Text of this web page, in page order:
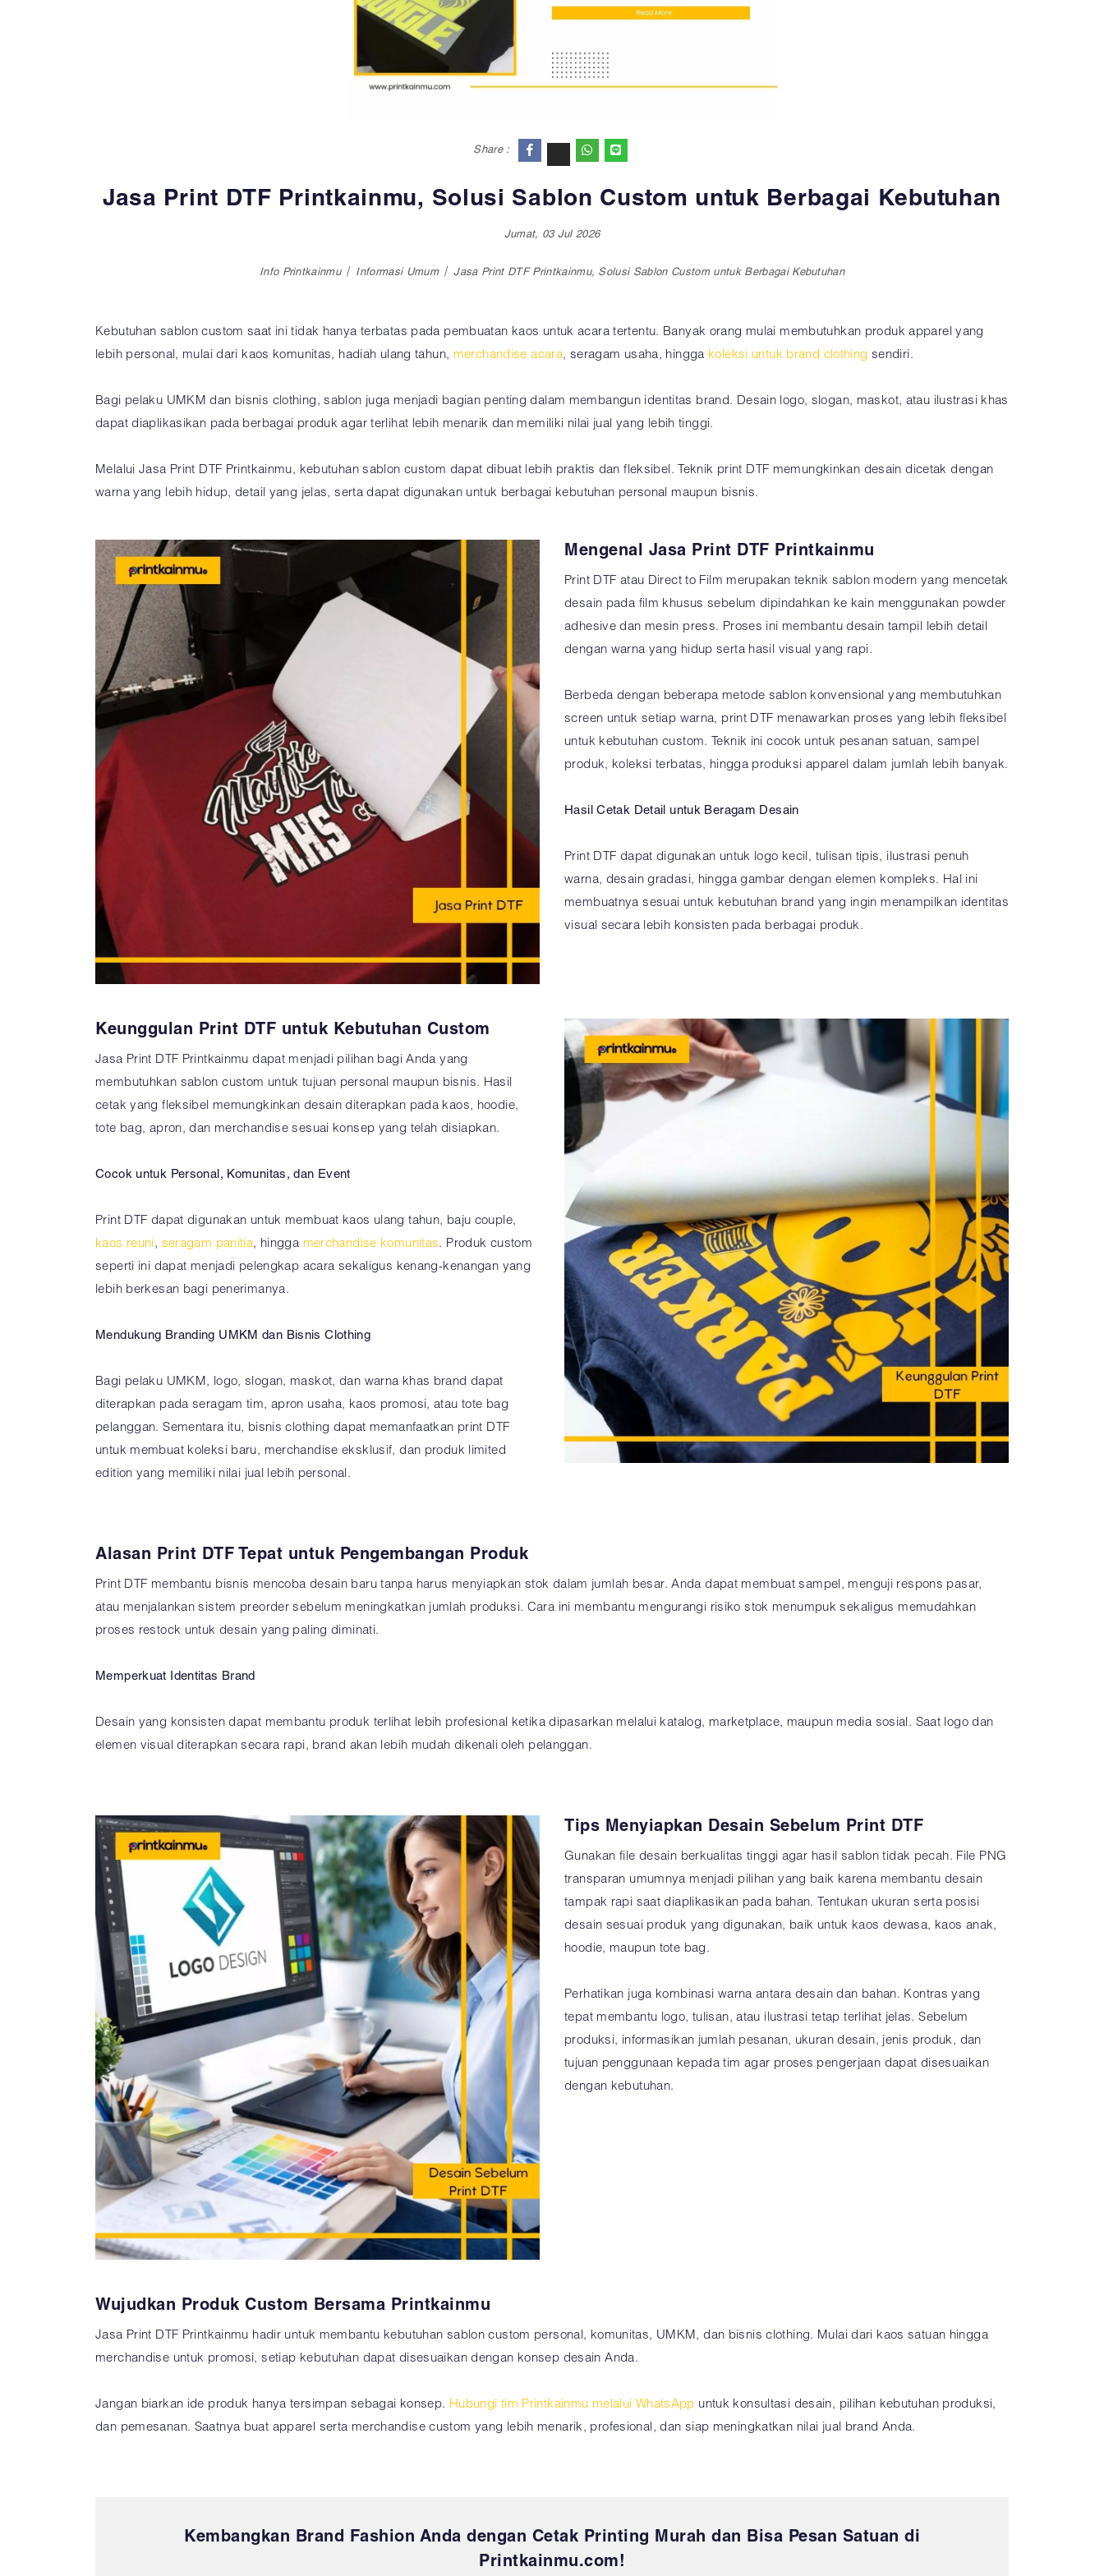
Share :
Jasa Print DTF Printkainmu, Solusi Sablon Custom untuk Berbagai Kebutuhan
Jumat, 03 Jul 2026
Info Printkainmu Informasi Umum Jasa Print DTF Printkainmu, Solusi Sablon Custom untuk Berbagai Kebutuhan
Kebutuhan sablon custom saat ini tidak hanya terbatas pada pembuatan kaos untuk acara tertentu. Banyak orang mulai membutuhkan produk apparel yang
lebih personal, mulai dari kaos komunitas, hadiah ulang tahun, merchandise acara, seragam usaha, hingga koleksi untuk brand clothing sendiri.
Bagi pelaku UMKM dan bisnis clothing, sablon juga menjadi bagian penting dalam membangun identitas brand. Desain logo, slogan, maskot, atau ilustrasi khas
dapat diaplikasikan pada berbagai produk agar terlihat lebih menarik dan memiliki nilai jual yang lebih tinggi.
Melalui Jasa Print DTF Printkainmu, kebutuhan sablon custom dapat dibuat lebih praktis dan fleksibel. Teknik print DTF memungkinkan desain dicetak dengan
warna yang lebih hidup, detail yang jelas, serta dapat digunakan untuk berbagai kebutuhan personal maupun bisnis.
Mengenal Jasa Print DTF Printkainmu
Print DTF atau Direct to Film merupakan teknik sablon modern yang mencetak
desain pada film khusus sebelum dipindahkan ke kain menggunakan powder
adhesive dan mesin press. Proses ini membantu desain tampil lebih detail
dengan warna yang hidup serta hasil visual yang rapi.
Berbeda dengan beberapa metode sablon konvensional yang membutuhkan
screen untuk setiap warna, print DTF menawarkan proses yang lebih fleksibel
untuk kebutuhan custom. Teknik ini cocok untuk pesanan satuan, sampel
produk, koleksi terbatas, hingga produksi apparel dalam jumlah lebih banyak.
Hasil Cetak Detail untuk Beragam Desain
Print DTF dapat digunakan untuk logo kecil, tulisan tipis, ilustrasi penuh
warna, desain gradasi, hingga gambar dengan elemen kompleks. Hal ini
membuatnya sesuai untuk kebutuhan brand yang ingin menampilkan identitas
visual secara lebih konsisten pada berbagai produk.
Keunggulan Print DTF untuk Kebutuhan Custom
Jasa Print DTF Printkainmu dapat menjadi pilihan bagi Anda yang
membutuhkan sablon custom untuk tujuan personal maupun bisnis. Hasil
cetak yang fleksibel memungkinkan desain diterapkan pada kaos, hoodie,
tote bag, apron, dan merchandise sesuai konsep yang telah disiapkan.
Cocok untuk Personal, Komunitas, dan Event
Print DTF dapat digunakan untuk membuat kaos ulang tahun, baju couple,
kaos reuni, seragam panitia, hingga merchandise komunitas. Produk custom
seperti ini dapat menjadi pelengkap acara sekaligus kenang-kenangan yang
lebih berkesan bagi penerimanya.
Mendukung Branding UMKM dan Bisnis Clothing
Bagi pelaku UMKM, logo, slogan, maskot, dan warna khas brand dapat
diterapkan pada seragam tim, apron usaha, kaos promosi, atau tote bag
pelanggan. Sementara itu, bisnis clothing dapat memanfaatkan print DTF
untuk membuat koleksi baru, merchandise eksklusif, dan produk limited
edition yang memiliki nilai jual lebih personal.
Alasan Print DTF Tepat untuk Pengembangan Produk
Print DTF membantu bisnis mencoba desain baru tanpa harus menyiapkan stok dalam jumlah besar. Anda dapat membuat sampel, menguji respons pasar,
atau menjalankan sistem preorder sebelum meningkatkan jumlah produksi. Cara ini membantu mengurangi risiko stok menumpuk sekaligus memudahkan
proses restock untuk desain yang paling diminati.
Memperkuat Identitas Brand
Desain yang konsisten dapat membantu produk terlihat lebih profesional ketika dipasarkan melalui katalog, marketplace, maupun media sosial. Saat logo dan
elemen visual diterapkan secara rapi, brand akan lebih mudah dikenali oleh pelanggan.
Tips Menyiapkan Desain Sebelum Print DTF
Gunakan file desain berkualitas tinggi agar hasil sablon tidak pecah. File PNG
transparan umumnya menjadi pilihan yang baik karena membantu desain
tampak rapi saat diaplikasikan pada bahan. Tentukan ukuran serta posisi
desain sesuai produk yang digunakan, baik untuk kaos dewasa, kaos anak,
hoodie, maupun tote bag.
Perhatikan juga kombinasi warna antara desain dan bahan. Kontras yang
tepat membantu logo, tulisan, atau ilustrasi tetap terlihat jelas. Sebelum
produksi, informasikan jumlah pesanan, ukuran desain, jenis produk, dan
tujuan penggunaan kepada tim agar proses pengerjaan dapat disesuaikan
dengan kebutuhan.
Wujudkan Produk Custom Bersama Printkainmu
Jasa Print DTF Printkainmu hadir untuk membantu kebutuhan sablon custom personal, komunitas, UMKM, dan bisnis clothing. Mulai dari kaos satuan hingga
merchandise untuk promosi, setiap kebutuhan dapat disesuaikan dengan konsep desain Anda.
Jangan biarkan ide produk hanya tersimpan sebagai konsep. Hubungi tim Printkainmu melalui WhatsApp untuk konsultasi desain, pilihan kebutuhan produksi,
dan pemesanan. Saatnya buat apparel serta merchandise custom yang lebih menarik, profesional, dan siap meningkatkan nilai jual brand Anda.
Kembangkan Brand Fashion Anda dengan Cetak Printing Murah dan Bisa Pesan Satuan di
Printkainmu.com!